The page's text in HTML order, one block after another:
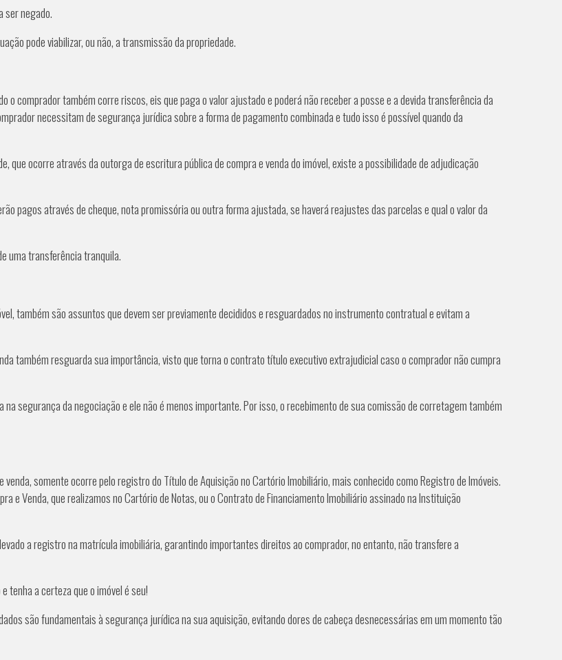
ser negado.
pode viabilizar, ou não, a transmissão da propriedade.
o comprador também corre riscos, eis que paga o valor ajustado e poderá não receber a posse e a devida transferência da
necessitam de segurança jurídica sobre a forma de pagamento combinada e tudo isso é possível quando da
que ocorre através da outorga de escritura pública de compra e venda do imóvel, existe a possibilidade de adjudicação
pagos através de cheque, nota promissória ou outra forma ajustada, se haverá reajustes das parcelas e qual o valor da
uma transferência tranquila.
também são assuntos que devem ser previamente decididos e resguardados no instrumento contratual e evitam a
também resguarda sua importância, visto que torna o contrato título executivo extrajudicial caso o comprador não cumpra
segurança da negociação e ele não é menos importante. Por isso, o recebimento de sua comissão de corretagem também
somente ocorre pelo registro do Título de Aquisição no Cartório Imobiliário, mais conhecido como Registro de Imóveis.
e Venda, que realizamos no Cartório de Notas, ou o Contrato de Financiamento Imobiliário assinado na Instituição
a registro na matrícula imobiliária, garantindo importantes direitos ao comprador, no entanto, não transfere a
tenha a certeza que o imóvel é seu!
são fundamentais à segurança jurídica na sua aquisição, evitando dores de cabeça desnecessárias em um momento tão